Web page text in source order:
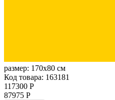
размер: 170x80 см
Код товара: 163181
117300 Р
87975 Р